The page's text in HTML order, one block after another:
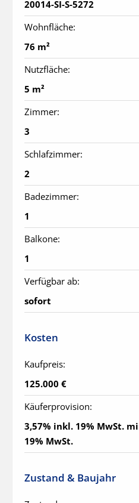
20014-SI-S-5272
Wohnfläche:
76 m²
Nutzfläche:
5 m²
Zimmer:
3
Schlafzimmer:
2
Badezimmer:
1
Balkone:
1
Verfügbar ab:
sofort
Kosten
Kaufpreis:
125.000 €
Käuferprovision:
3,57% inkl. 19% MwSt.
19% MwSt.
Zustand & Baujahr